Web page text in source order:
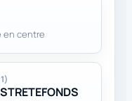
en centre